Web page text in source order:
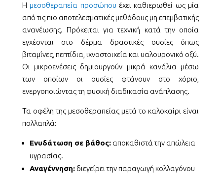
Ημεσοθεραπεία προσώπου έχει καθιερωθεί ως μία
από τις πιο αποτελεσματικές μεθόδους μη επεμβατικής
ανανέωσης. Πρόκειται για τεχνική κατά την οποία
εγχέονται στο δέρμα δραστικές ουσίες όπως
βιταμίνες, πεπτίδια, ιχνοστοιχεία και υαλουρονικό οξύ.
Οι μικροενέσεις δημιουργούν μικρά κανάλια μέσω
των οποίων οι ουσίες φτάνουν στο χόριο,
ενεργοποιώντας τη φυσική διαδικασία ανάπλασης.
Τα οφέλη της μεσοθεραπείας μετά το καλοκαίρι είναι
πολλαπλά:
Ενυδάτωση σε βάθος:αποκαθιστά την απώλεια
υγρασίας.
Αναγέννηση:διεγείρει την παραγωγή κολλαγόνου